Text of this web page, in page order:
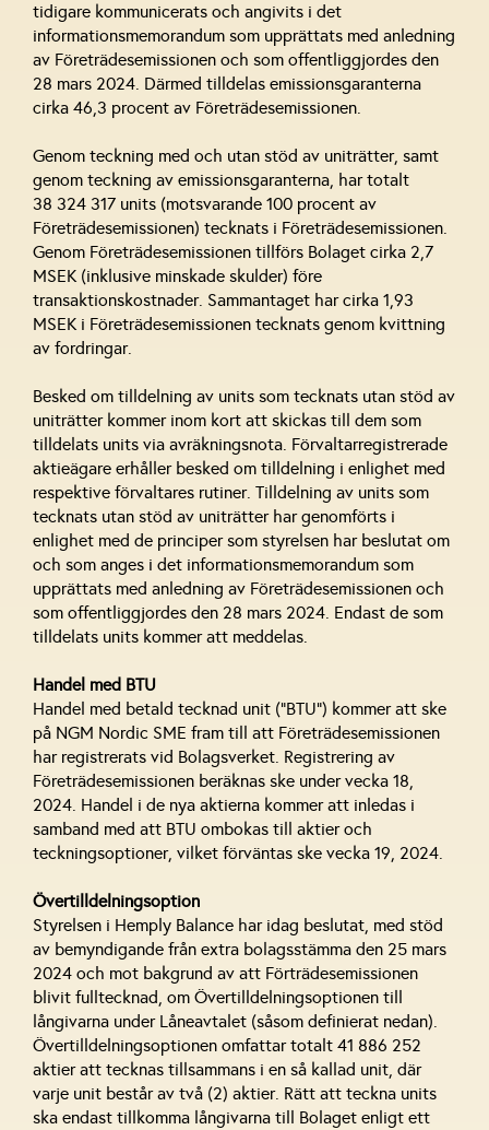
tidigare kommunicerats och angivits i det
informationsmemorandum som upprättats med anledning
av Företrädesemissionen och som offentliggjordes den
28 mars 2024. Därmed tilldelas emissionsgaranterna
cirka 46,3 procent av Företrädesemissionen.
Genom teckning med och utan stöd av uniträtter, samt
genom teckning av emissionsgaranterna, har totalt
38 324 317 units (motsvarande 100 procent av
Företrädesemissionen) tecknats i Företrädesemissionen.
Genom Företrädesemissionen tillförs Bolaget cirka 2,7
MSEK (inklusive minskade skulder) före
transaktionskostnader. Sammantaget har cirka 1,93
MSEK i Företrädesemissionen tecknats genom kvittning
av fordringar.
Besked om tilldelning av units som tecknats utan stöd av
uniträtter kommer inom kort att skickas till dem som
tilldelats units via avräkningsnota. Förvaltarregistrerade
aktieägare erhåller besked om tilldelning i enlighet med
respektive förvaltares rutiner. Tilldelning av units som
tecknats utan stöd av uniträtter har genomförts i
enlighet med de principer som styrelsen har beslutat om
och som anges i det informationsmemorandum som
upprättats med anledning av Företrädesemissionen och
som offentliggjordes den 28 mars 2024. Endast de som
tilldelats units kommer att meddelas.
Handel med BTU
Handel med betald tecknad unit (”BTU”) kommer att ske
på NGM Nordic SME fram till att Företrädesemissionen
har registrerats vid Bolagsverket. Registrering av
Företrädesemissionen beräknas ske under vecka 18,
2024. Handel i de nya aktierna kommer att inledas i
samband med att BTU ombokas till aktier och
teckningsoptioner, vilket förväntas ske vecka 19, 2024.
Övertilldelningsoption
Styrelsen i Hemply Balance har idag beslutat, med stöd
av bemyndigande från extra bolagsstämma den 25 mars
2024 och mot bakgrund av att Förträdesemissionen
blivit fulltecknad, om Övertilldelningsoptionen till
långivarna under Låneavtalet (såsom definierat nedan).
Övertilldelningsoptionen omfattar totalt 41 886 252
aktier att tecknas tillsammans i en så kallad unit, där
varje unit består av två (2) aktier. Rätt att teckna units
ska endast tillkomma långivarna till Bolaget enligt ett